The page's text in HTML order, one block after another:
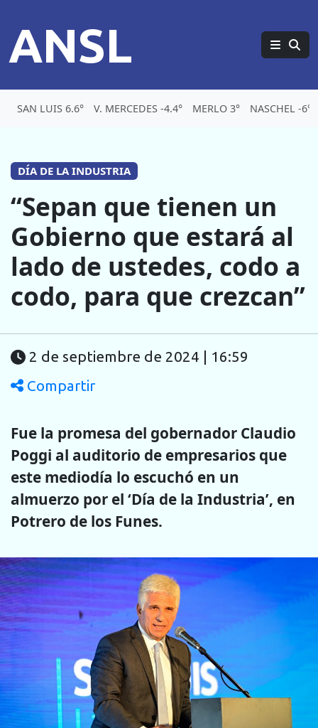
ANSL
SAN LUIS 6.6° V. MERCEDES -4.4° MERLO 3° NASCHEL -6°
DÍA DE LA INDUSTRIA
“Sepan que tienen un
Gobierno que estará al
lado de ustedes, codo a
codo, para que crezcan”
2 de septiembre de 2024 | 16:59
Compartir
Fue la promesa del gobernador Claudio
Poggi al auditorio de empresarios que
este mediodía lo escuchó en un
almuerzo por el ‘Día de la Industria’, en
Potrero de los Funes.